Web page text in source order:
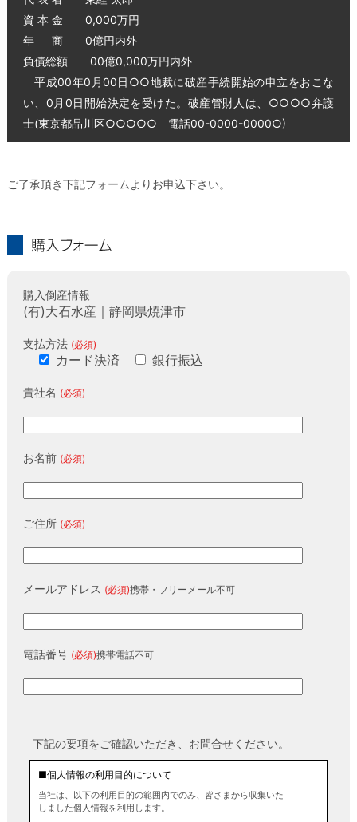
資 本 金 0,000万円
年 商 0億円内外
負債総額 00億0,000万円内外
平成00年0月00日○○地裁に破産手続開始の申立をおこな
い、0月0日開始決定を受けた。破産管財人は、○○○○弁護
士(東京都品川区○○○○○ 電話00-0000-0000○)
ご了承頂き下記フォームよりお申込下さい。
購入倒産情報
(有)大石水産｜静岡県焼津市
支払方法 (必須)
カード決済 銀行振込
貴社名 (必須)
お名前 (必須)
ご住所 (必須)
メールアドレス (必須)携帯・フリーメール不可
電話番号 (必須)携帯電話不可
下記の要項をご確認いただき、お問合せください。
■個人情報の利用目的について
当社は、以下の利用目的の範囲内でのみ、皆さまから収集いた
しました個人情報を利用します。